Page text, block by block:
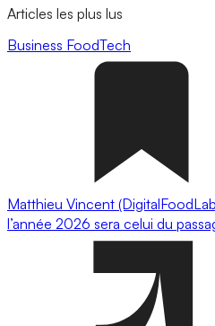
Articles les plus lus
Business FoodTech
Matthieu Vincent
l’année 2026 sera celui du